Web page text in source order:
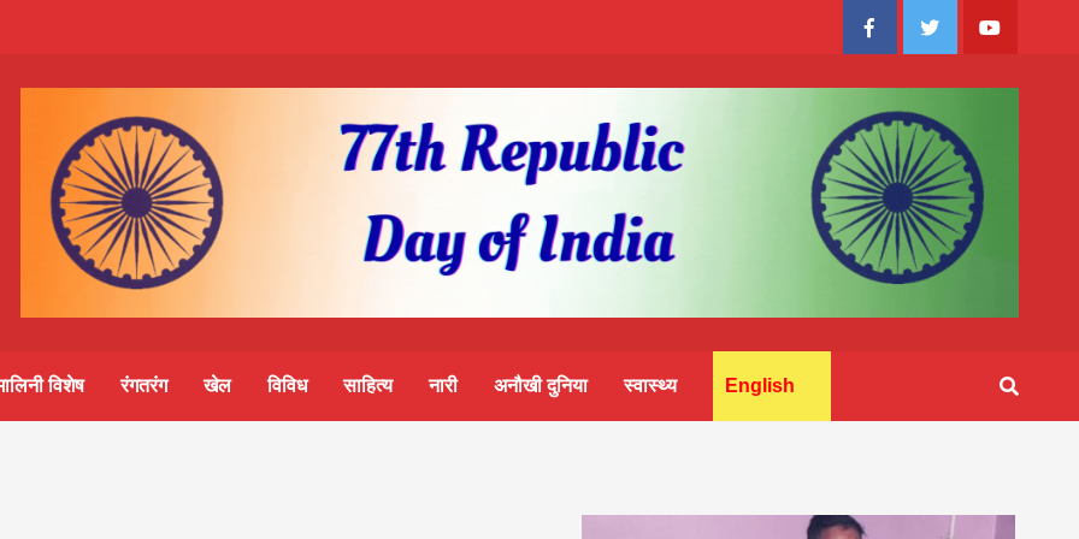
FacebookTwitter Youtube
विशेष रंगतरंग खेल विविध साहित्य नारी अनौखी दुनिया स्वास्थ्य English